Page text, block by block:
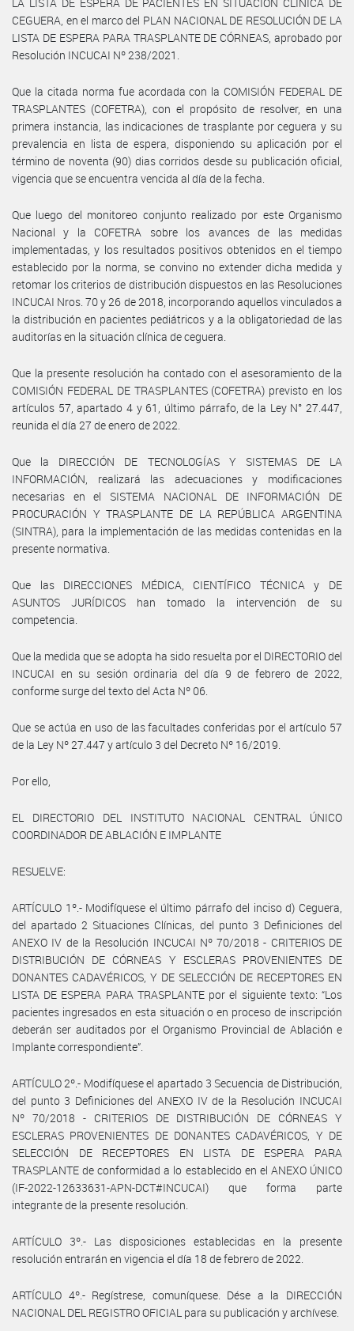
CEGUERA, en el marco del PLAN NACIONAL DE RESOLUCIÓN DE LA
LISTA DE ESPERA PARA TRASPLANTE DE CÓRNEAS, aprobado por
Resolución INCUCAI Nº 238/2021.
Que la citada norma fue acordada con la COMISIÓN FEDERAL DE
TRASPLANTES (COFETRA), con el propósito de resolver, en una
primera instancia, las indicaciones de trasplante por ceguera y su
prevalencia en lista de espera, disponiendo su aplicación por el
término de noventa (90) dias corridos desde su publicación oficial,
vigencia que se encuentra vencida al día de la fecha.
Que luego del monitoreo conjunto realizado por este Organismo
Nacional y la COFETRA sobre los avances de las medidas
implementadas, y los resultados positivos obtenidos en el tiempo
establecido por la norma, se convino no extender dicha medida y
retomar los criterios de distribución dispuestos en las Resoluciones
INCUCAI Nros. 70 y 26 de 2018, incorporando aquellos vinculados a
la distribución en pacientes pediátricos y a la obligatoriedad de las
auditorías en la situación clínica de ceguera.
Que la presente resolución ha contado con el asesoramiento de la
COMISIÓN FEDERAL DE TRASPLANTES (COFETRA) previsto en los
artículos 57, apartado 4 y 61, último párrafo, de la Ley N° 27.447,
reunida el día 27 de enero de 2022.
Que la DIRECCIÓN DE TECNOLOGÍAS Y SISTEMAS DE LA
INFORMACIÓN, realizará las adecuaciones y modificaciones
necesarias en el SISTEMA NACIONAL DE INFORMACIÓN DE
PROCURACIÓN Y TRASPLANTE DE LA REPÚBLICA ARGENTINA
(SINTRA), para la implementación de las medidas contenidas en la
presente normativa.
Que las DIRECCIONES MÉDICA, CIENTÍFICO TÉCNICA y DE
ASUNTOS JURÍDICOS han tomado la intervención de su
competencia.
Que la medida que se adopta ha sido resuelta por el DIRECTORIO del
INCUCAI en su sesión ordinaria del día 9 de febrero de 2022,
conforme surge del texto del Acta Nº 06.
Que se actúa en uso de las facultades conferidas por el artículo 57
de la Ley Nº 27.447 y artículo 3 del Decreto Nº 16/2019.
Por ello,
EL DIRECTORIO DEL INSTITUTO NACIONAL CENTRAL ÚNICO
COORDINADOR DE ABLACIÓN E IMPLANTE
RESUELVE:
ARTÍCULO 1º.- Modifíquese el último párrafo del inciso d) Ceguera,
del apartado 2 Situaciones Clínicas, del punto 3 Definiciones del
ANEXO IV de la Resolución INCUCAI Nº 70/2018 - CRITERIOS DE
DISTRIBUCIÓN DE CÓRNEAS Y ESCLERAS PROVENIENTES DE
DONANTES CADAVÉRICOS, Y DE SELECCIÓN DE RECEPTORES EN
LISTA DE ESPERA PARA TRASPLANTE por el siguiente texto: “Los
pacientes ingresados en esta situación o en proceso de inscripción
deberán ser auditados por el Organismo Provincial de Ablación e
Implante correspondiente”.
ARTÍCULO 2º.- Modifíquese el apartado 3 Secuencia de Distribución,
del punto 3 Definiciones del ANEXO IV de la Resolución INCUCAI
Nº 70/2018 - CRITERIOS DE DISTRIBUCIÓN DE CÓRNEAS Y
ESCLERAS PROVENIENTES DE DONANTES CADAVÉRICOS, Y DE
SELECCIÓN DE RECEPTORES EN LISTA DE ESPERA PARA
TRASPLANTE de conformidad a lo establecido en el ANEXO ÚNICO
(IF-2022-12633631-APN-DCT#INCUCAI) que forma parte
integrante de la presente resolución.
ARTÍCULO 3º.- Las disposiciones establecidas en la presente
resolución entrarán en vigencia el día 18 de febrero de 2022.
ARTÍCULO 4º.- Regístrese, comuníquese. Dése a la DIRECCIÓN
NACIONAL DEL REGISTRO OFICIAL para su publicación y archívese.